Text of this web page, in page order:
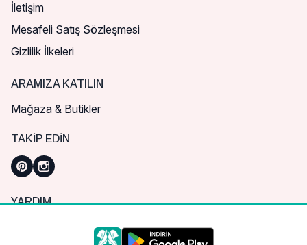
İletişim
Mesafeli Satış Sözleşmesi
Gizlilik İlkeleri
ARAMIZA KATILIN
Mağaza & Butikler
TAKIP EDIN
YARDIM
Sık Sorulan Sorular